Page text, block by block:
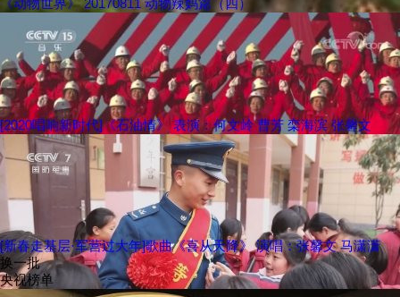
《动物世界》 20170811 动物辣妈篇（四）
[2020唱响新时代]《石油情》 表演：何文岭 曹芳 栾海滨 张馨文
[新春走基层·军营过大年]歌曲《喜从天降》 演唱：张馨文 马潇潇
换一批
央视榜单